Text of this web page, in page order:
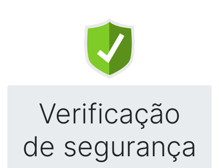
Verificação
de segurança